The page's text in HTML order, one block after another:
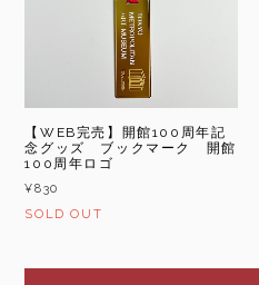
【WEB完売】開館100周年記
念グッズ ブックマーク 開館
100周年ロゴ
¥830
SOLD OUT